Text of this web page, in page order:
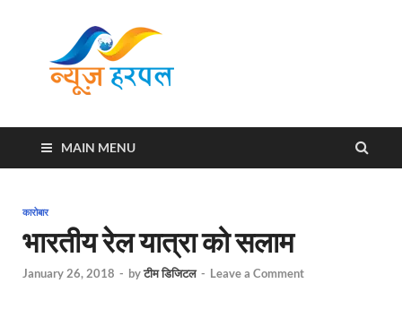
MAIN MENU
कारोबार
भारतीय रेल यात्रा को सलाम
January 26, 2018 - byटीम डिजिटल - Leave a Comment